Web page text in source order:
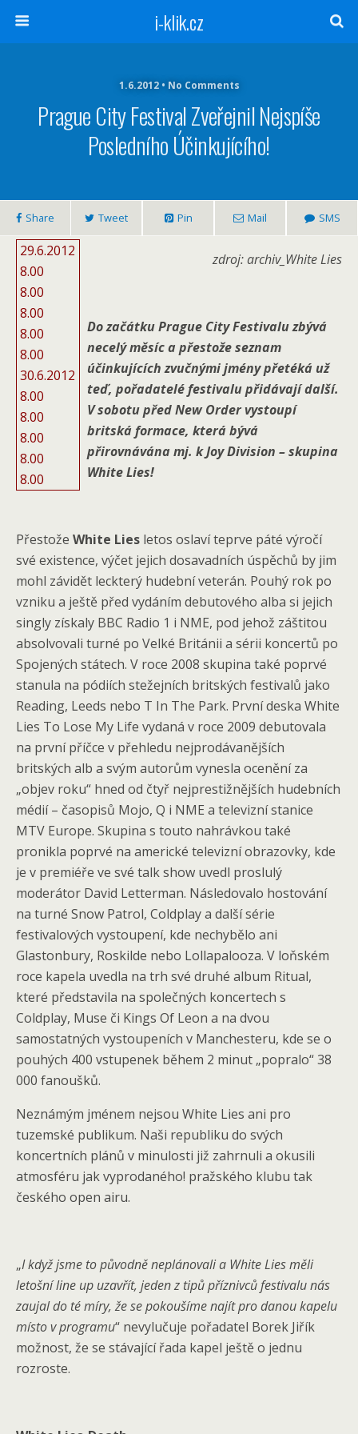
i-klik.cz
1.6.2012 • No Comments
Prague City Festival Zveřejnil Nejspíše
Posledního Účinkujícího!
Share Tweet Pin Mail SMS
29.6.2012
8.00
8.00
8.00
8.00
8.00
30.6.2012
8.00
8.00
8.00
8.00
8.00
zdroj: archiv_White Lies
Do začátku Prague City Festivalu zbývá
necelý měsíc a přestože seznam
účinkujících zvučnými jmény přetéká už
teď, pořadatelé festivalu přidávají další.
V sobotu před New Order vystoupí
britská formace, která bývá
přirovnávána mj. k Joy Division – skupina
White Lies!
Přestože White Lies letos oslaví teprve páté výročí
své existence, výčet jejich dosavadních úspěchů by jim
mohl závidět leckterý hudební veterán. Pouhý rok po
vzniku a ještě před vydáním debutového alba si jejich
singly získaly BBC Radio 1 i NME, pod jehož záštitou
absolvovali turné po Velké Británii a sérii koncertů po
Spojených státech. V roce 2008 skupina také poprvé
stanula na pódiích stežejních britských festivalů jako
Reading, Leeds nebo T In The Park. První deska White
Lies To Lose My Life vydaná v roce 2009 debutovala
na první příčce v přehledu nejprodávanějších
britských alb a svým autorům vynesla ocenění za
„objev roku“ hned od čtyř nejprestižnějších hudebních
médií – časopisů Mojo, Q i NME a televizní stanice
MTV Europe. Skupina s touto nahrávkou také
pronikla poprvé na americké televizní obrazovky, kde
je v premiéře ve své talk show uvedl proslulý
moderátor David Letterman. Následovalo hostování
na turné Snow Patrol, Coldplay a další série
festivalových vystoupení, kde nechybělo ani
Glastonbury, Roskilde nebo Lollapalooza. V loňském
roce kapela uvedla na trh své druhé album Ritual,
které představila na společných koncertech s
Coldplay, Muse či Kings Of Leon a na dvou
samostatných vystoupeních v Manchesteru, kde se o
pouhých 400 vstupenek během 2 minut „popralo“ 38
000 fanoušků.
Neznámým jménem nejsou White Lies ani pro
tuzemské publikum. Naši republiku do svých
koncertních plánů v minulosti již zahrnuli a okusili
atmosféru jak vyprodaného! pražského klubu tak
českého open airu.
„I když jsme to původně neplánovali a White Lies měli
letošní line up uzavřít, jeden z tipů příznivců festivalu nás
zaujal do té míry, že se pokoušíme najít pro danou kapelu
místo v programu“ nevylučuje pořadatel Borek Jiřík
možnost, že se stávající řada kapel ještě o jednu
rozroste.